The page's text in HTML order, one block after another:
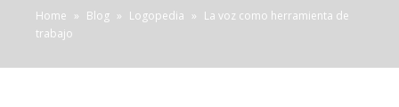
Home » Blog » Logopedia » La voz como herramienta de
trabajo